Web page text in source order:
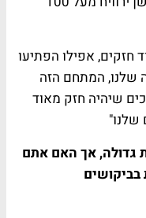
חזקים, אפילו הפתיעו
שלנו, המתחם הזה
שיהיה חזק מאוד
שלנו"
גדולה, אך האם אתם